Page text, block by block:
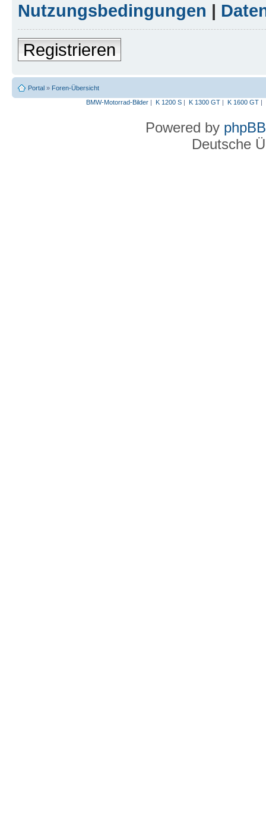
Nutzungsbedingungen |
Registrieren
Portal » Foren-Übersicht
BMW-Motorrad-Bilder| K 1200 S| K 1300 GT| K 1600 GT|
Powered by phpBB
Deutsche